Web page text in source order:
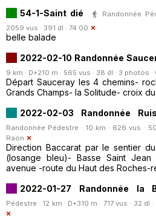
54-1-Saint dié
Randonnée
2059 vus · 391 dl · 74:00
belle balade
2022-02-10 Randonnée
9 km · D+210 m · 565 vus · 38 dl · 3 photos ·
Départ Sauceray les 4 chemins-
Grands Champs- la Solitude- croix
2022-02-03 Randonnée
Randonnée Pédestre · 10 km · 626 vus ·
Raon
Direction Baccarat par le sentier
(losange bleu)- Basse Saint
avenue -route du Haut des Roches-
2022-01-27 Randonnée la
Pédestre · 12 km · D+310 m · 717 vus · 32 dl